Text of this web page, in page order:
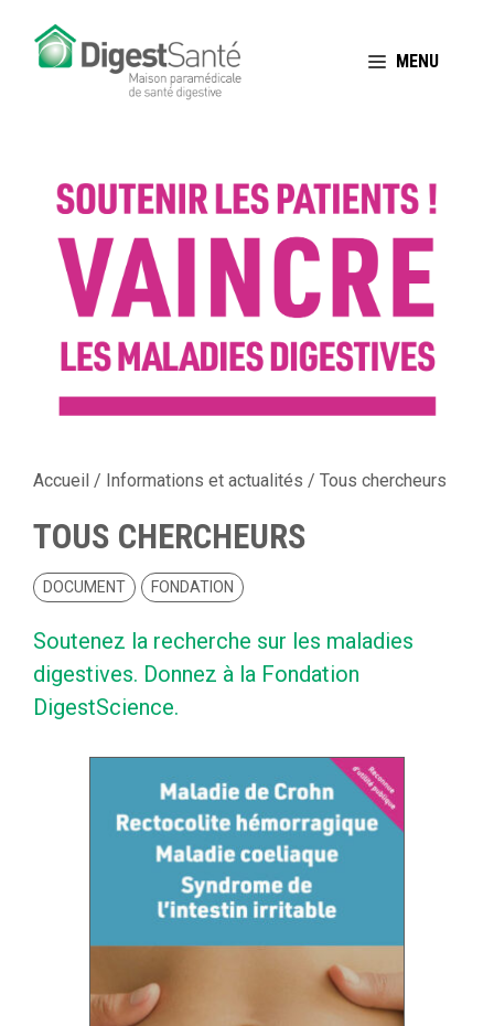
MENU
Accueil / Informations et actualités / Tous chercheurs
TOUS CHERCHEURS
DOCUMENT FONDATION
Soutenez la recherche sur les maladies
digestives. Donnez à la Fondation
DigestScience.